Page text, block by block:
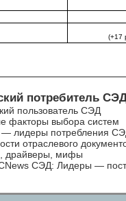
(+17
потребитель
пользователь СЭД
факторы выбора систем
— лидеры потребления
отраслевого
драйверы, мифы
CNews СЭД: Лидеры —